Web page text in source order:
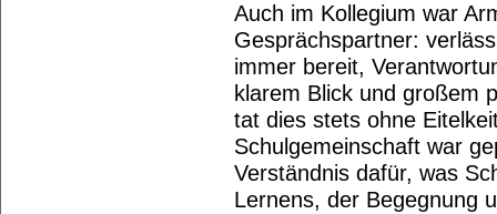
Auch im Kollegium war
Gesprächspartner:
immer bereit,
klarem Blick und großem
tat dies stets ohne
Schulgemeinschaft war
Verständnis dafür, was
Lernens, der Begegnung